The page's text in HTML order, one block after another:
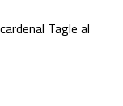
Tagle al